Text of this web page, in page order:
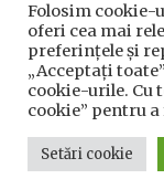
Utile
Telefoane
Folosim cookie-
oferi cea mai
preferințele și
„Acceptați
cookie-urile. Cu
cookie” pentru
Setări cookie